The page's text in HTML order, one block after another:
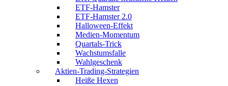
ETF-Hamster
ETF-Hamster 2.0
Halloween-Effekt
Medien-Momentum
Quartals-Trick
Wachstumsfalle
Wahlgeschenk
Aktien-Trading-Strategien
Heiße Hexen